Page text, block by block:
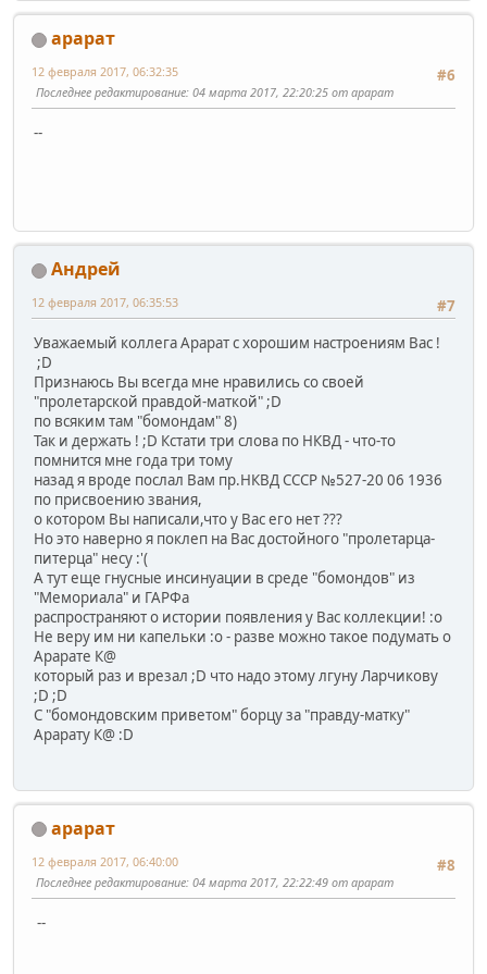
арарат
#6
12 февраля 2017, 06:32:35
Последнее редактирование: 04 марта 2017, 22:20:25 от арарат
--
Андрей
#7
12 февраля 2017, 06:35:53
Уважаемый коллега Арарат с хорошим настроениям Вас !
;D
Признаюсь Вы всегда мне нравились со своей
"пролетарской правдой-маткой" ;D
по всяким там "бомондам" 8)
Так и держать ! ;D Кстати три слова по НКВД - что-то
помнится мне года три тому
назад я вроде послал Вам пр.НКВД СССР №527-20 06 1936
по присвоению звания,
о котором Вы написали,что у Вас его нет ???
Но это наверно я поклеп на Вас достойного "пролетарца-
питерца" несу :'(
А тут еще гнусные инсинуации в среде "бомондов" из
"Мемориала" и ГАРФа
распространяют о истории появления у Вас коллекции! :o
Не веру им ни капельки :o - разве можно такое подумать о
Арарате К@
который раз и врезал ;D что надо этому лгуну Ларчикову
;D ;D
С "бомондовским приветом" борцу за "правду-матку"
Арарату К@ :D
арарат
#8
12 февраля 2017, 06:40:00
Последнее редактирование: 04 марта 2017, 22:22:49 от арарат
--